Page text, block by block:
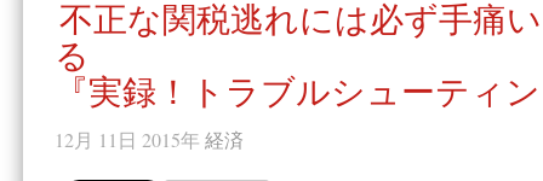
不正な関税逃れには必ず手痛
る
『実録！トラブルシューティ
12月 11日 2015年 経済